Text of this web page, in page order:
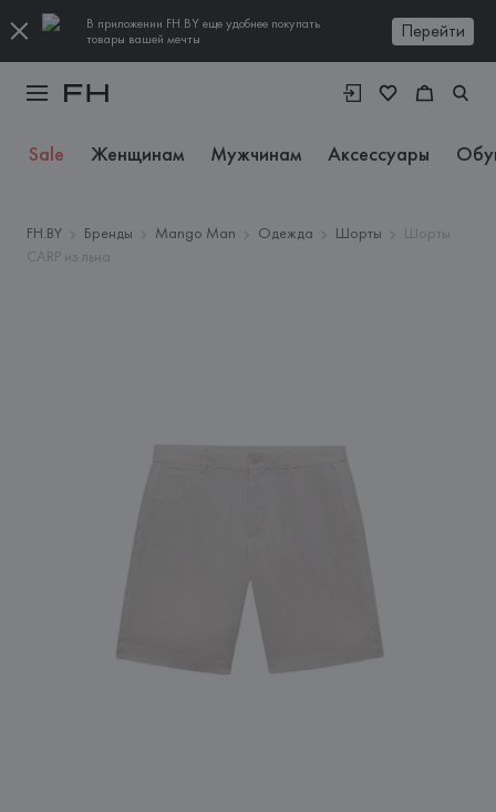
В приложении FH.BY еще удобнее покупать
товары вашей мечты
Перейти
Sale Женщинам Мужчинам Аксессуары
FH.BY Бренды Mango Man Одежда Шорты
Шорты
CARP из льна